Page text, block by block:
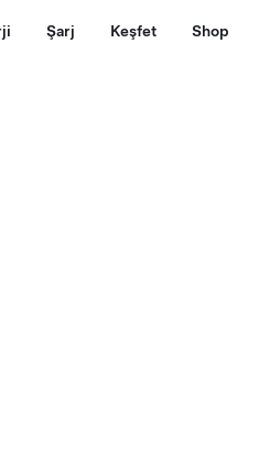
Şarj Keşfet Shop